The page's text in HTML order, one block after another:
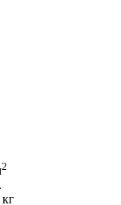
2